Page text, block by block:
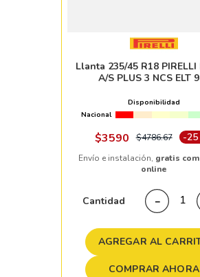
Llanta 235/45 R18 PIRELLI
A/S PLUS 3 NCS ELT
Disponibilidad
Nacional
$3590 $4786.67 -25
Envío e instalación, gratis
online
Cantidad －
AGREGAR AL
COMPRAR AHORA